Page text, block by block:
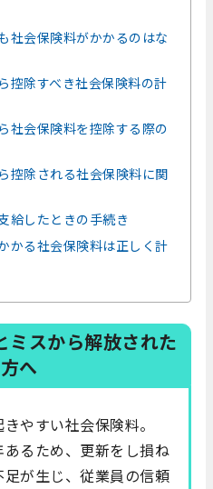
社会保険料がかかるのはな
控除すべき社会保険料の計
社会保険料を控除する際の
控除される社会保険料に関
給したときの手続き
かる社会保険料は正しく計
ミスから解放された
へ
やすい社会保険料。
るため、更新をし損ね
が生じ、従業員の信頼